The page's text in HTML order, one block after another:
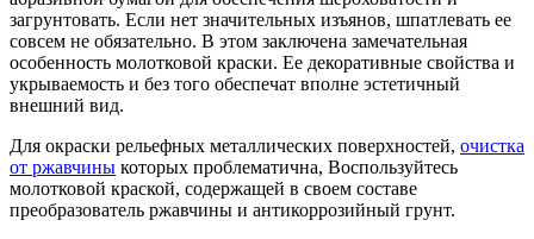
загрунтовать. Если нет значительных изъянов, шпатлевать ее
совсем не обязательно. В этом заключена замечательная
особенность молотковой краски. Ее декоративные свойства и
укрываемость и без того обеспечат вполне эстетичный
внешний вид.
Для окраски рельефных металлических поверхностей, очистка
от ржавчины которых проблематична, Воспользуйтесь
молотковой краской, содержащей в своем составе
преобразователь ржавчины и антикоррозийный грунт.